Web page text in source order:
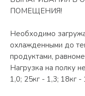
ПОМЕЩЕНИЯ!
Необходимо
охлажденными до
продуктами,
Нагрузка на полку
1,0; 25кг - 1,3; 18кг -